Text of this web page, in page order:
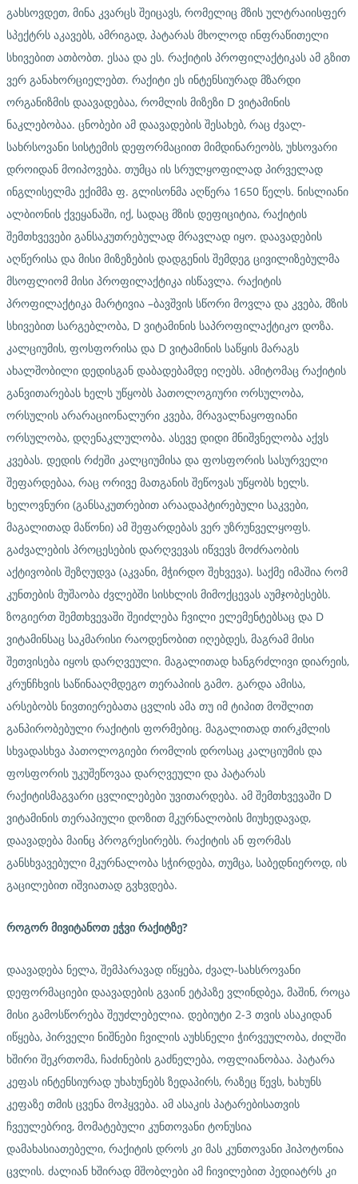
გახსოვდეთ, მინა კვარცს შეიცავს, რომელიც მზის ულტრაიისფერ
სპექტრს აკავებს, ამრიგად, პატარას მხოლოდ ინფრაწითელი
სხივებით ათბობთ. ესაა და ეს. რაქიტის პროფილაქტიკას ამ გზით
ვერ განახორციელებთ. რაქიტი ეს ინტენსიურად მზარდი
ორგანიზმის დაავადებაა, რომლის მიზეზი D ვიტამინის
ნაკლებობაა. ცნობები ამ დაავადების შესახებ, რაც ძვალ-
სახრსოვანი სისტემის დეფორმაციით მიმდინარეობს, უხსოვარი
დროიდან მოიპოვება. თუმცა ის სრულყოფილად პირველად
ინგლისელმა ექიმმა ფ. გლისონმა აღწერა 1650 წელს. ნისლიანი
ალბიონის ქვეყანაში, იქ, სადაც მზის დეფიციტია, რაქიტის
შემთხვევები განსაკუთრებულად მრავლად იყო. დაავადების
აღწერისა და მისი მიზეზების დადგენის შემდეგ ცივილიზებულმა
მსოფლიომ მისი პროფილაქტიკა ისწავლა. რაქიტის
პროფილაქტიკა მარტივია –ბავშვის სწორი მოვლა და კვება, მზის
სხივებით სარგებლობა, D ვიტამინის საპროფილაქტიკო დოზა.
კალციუმის, ფოსფორისა და D ვიტამინის საწყის მარაგს
ახალშობილი დედისგან დაბადებამდე იღებს. ამიტომაც რაქიტის
განვითარებას ხელს უწყობს პათოლოგიური ორსულობა,
ორსულის არარაციონალური კვება, მრავალნაყოფიანი
ორსულობა, დღენაკლულობა. ასევე დიდი მნიშვნელობა აქვს
კვებას. დედის რძეში კალციუმისა და ფოსფორის სასურველი
შეფარდებაა, რაც ორივე მათგანის შეწოვას უწყობს ხელს.
ხელოვნური (განსაკუთრებით არაადაპტირებული საკვები,
მაგალითად მაწონი) ამ შეფარდებას ვერ უზრუნველყოფს.
გაძვალების პროცესების დარღვევას იწვევს მოძრაობის
აქტივობის შეზღუდვა (აკვანი, მჭირდო შეხვევა). საქმე იმაშია რომ
კუნთების მუშაობა ძვლებში სისხლის მიმოქცევას აუმჯობესებს.
ზოგიერთ შემთხვევაში შეიძლება ჩვილი ელემენტებსაც და D
ვიტამინსაც საკმარისი რაოდენობით იღებდეს, მაგრამ მისი
შეთვისება იყოს დარღვეული. მაგალითად ხანგრძლივი დიარეის,
კრუნჩხვის საწინააღმდეგო თერაპიის გამო. გარდა ამისა,
არსებობს ნივთიერებათა ცვლის ამა თუ იმ ტიპით მოშლით
განპირობებული რაქიტის ფორმებიც. მაგალითად თირკმლის
სხვადასხვა პათოლოგიები რომლის დროსაც კალციუმის და
ფოსფორის უკუშეწოვაა დარღვეული და პატარას
რაქიტისმაგვარი ცვლილებები უვითარდება. ამ შემთხვევაში D
ვიტამინის თერაპიული დოზით მკურნალობის მიუხედავად,
დაავადება მაინც პროგრესირებს. რაქიტის ან ფორმას
განსხვავებული მკურნალობა სჭირდება, თუმცა, საბედნიეროდ, ის
გაცილებით იშვიათად გვხვდება.
როგორ მივიტანოთ ეჭვი რაქიტზე?
დაავადება ნელა, შემპარავად იწყება, ძვალ-სახსროვანი
დეფორმაციები დაავადების გვაინ ეტპაზე ვლინდბეა, მაშინ, როცა
მისი გამოსწორება შეუძლებელია. დებიუტი 2-3 თვის ასაკიდან
იწყება, პირველი ნიშნები ჩვილის აუხსნელი ჭირვეულობა, ძილში
ხშირი შეკრთომა, ჩაძინების გაძნელება, ოფლიანობაა. პატარა
კეფას ინტენსიურად უხახუნებს ზედაპირს, რაზეც წევს, ხახუნს
კეფაზე თმის ცვენა მოჰყვება. ამ ასაკის პატარებისათვის
ჩვეულებრივ, მომატებული კუნთოვანი ტონუსია
დამახასიათებელი, რაქიტის დროს კი მას კუნთოვანი ჰიპოტონია
ცვლის. ძალიან ხშირად მშობლები ამ ჩივილებით პედიატრს კი